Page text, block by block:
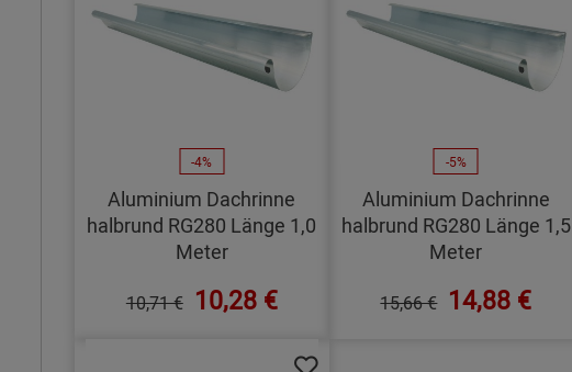
-4%
Aluminium Dachrinne
halbrund RG280 Länge 1,0
Meter
10,71 € 10,28 €
-5%
Aluminium Dachrinne
halbrund RG280 Länge 1,5
Meter
15,66 € 14,88 €